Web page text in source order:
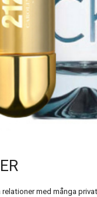
relationer med många